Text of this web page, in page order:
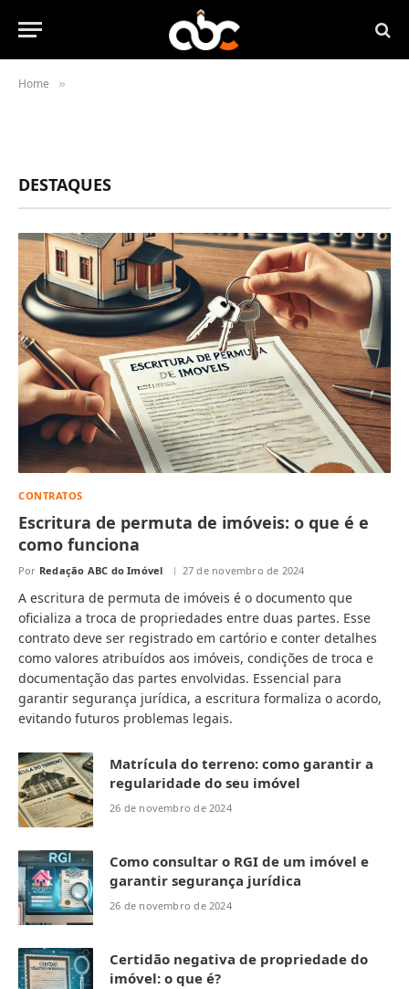
Home »
DESTAQUES
CONTRATOS
Escritura de permuta de imóveis: o que é e
como funciona
Por Redação ABC do Imóvel 27 de novembro de 2024
A escritura de permuta de imóveis é o documento que
oficializa a troca de propriedades entre duas partes. Esse
contrato deve ser registrado em cartório e conter detalhes
como valores atribuídos aos imóveis, condições de troca e
documentação das partes envolvidas. Essencial para
garantir segurança jurídica, a escritura formaliza o acordo,
evitando futuros problemas legais.
Matrícula do terreno: como garantir a
regularidade do seu imóvel
26 de novembro de 2024
Como consultar o RGI de um imóvel e
garantir segurança jurídica
26 de novembro de 2024
Certidão negativa de propriedade do
imóvel: o que é?